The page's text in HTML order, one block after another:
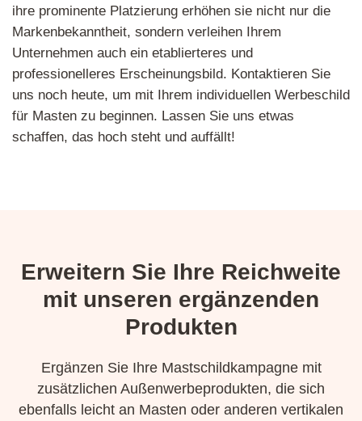
ihre prominente Platzierung erhöhen sie nicht nur die
Markenbekanntheit, sondern verleihen Ihrem
Unternehmen auch ein etablierteres und
professionelleres Erscheinungsbild. Kontaktieren Sie
uns noch heute, um mit Ihrem individuellen Werbeschild
für Masten zu beginnen. Lassen Sie uns etwas
schaffen, das hoch steht und auffällt!
Erweitern Sie Ihre Reichweite
mit unseren ergänzenden
Produkten
Ergänzen Sie Ihre Mastschildkampagne mit
zusätzlichen Außenwerbeprodukten, die sich
ebenfalls leicht an Masten oder anderen vertikalen